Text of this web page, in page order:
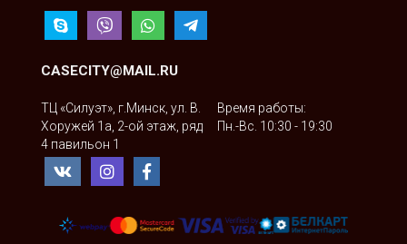
CASECITY@MAIL.RU
ТЦ «Силуэт», г.Минск, ул. В.
Хоружей 1а, 2-ой этаж, ряд
4 павильон 1
Время работы:
Пн.-Вс. 10:30 - 19:30